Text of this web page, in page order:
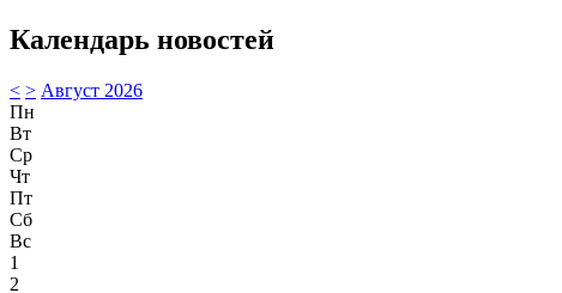
Календарь новостей
< > Август 2026
Пн
Вт
Ср
Чт
Пт
Сб
Вс
1
2